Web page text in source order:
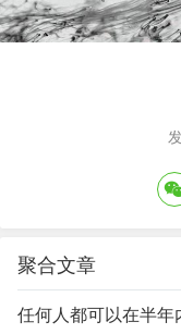
聚合文章
任何人都可以在半年